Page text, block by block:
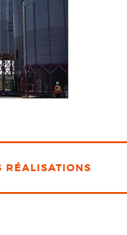
RÉALISATIONS